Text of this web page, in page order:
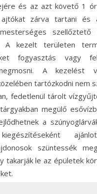
és az azt követő 1
ajtókat zárva tartani és
szellőztető
A kezelt területen
fogyasztás vagy
A kezelést
tartózkodni nem
fedetlenül tárolt
megülő
a
szüntessék
takarják le az épületek